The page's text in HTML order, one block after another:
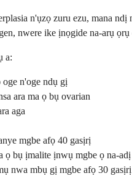
n'ụzọ zuru ezu, mana
nwere ike ịnọgide na-arụ
a:
n'oge ndụ gị
ara ma ọ bụ ovarian
aga
mgbe afọ 40 gasịrị
ọ bụ ịmalite ịnwụ mgbe ọ na-
nwa mbụ gị mgbe afọ 30 gasịrị